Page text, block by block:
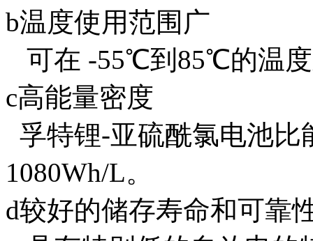
b温度使用范围广
可在 -55℃到85℃的温
c高能量密度
孚特锂-亚硫酰氯电池比
1080Wh/L。
d较好的储存寿命和可靠